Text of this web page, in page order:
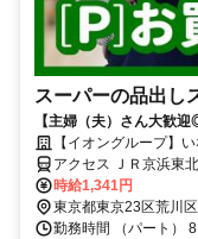
スーパーの品出し
【主婦（夫）さん大歓
教えます♪
【イオングループ】
アクセス ＪＲ京浜東
徒歩約8分、ＪＲ常磐
時給1,341円
東京都東京23区荒川区
勤務時間 （パート）